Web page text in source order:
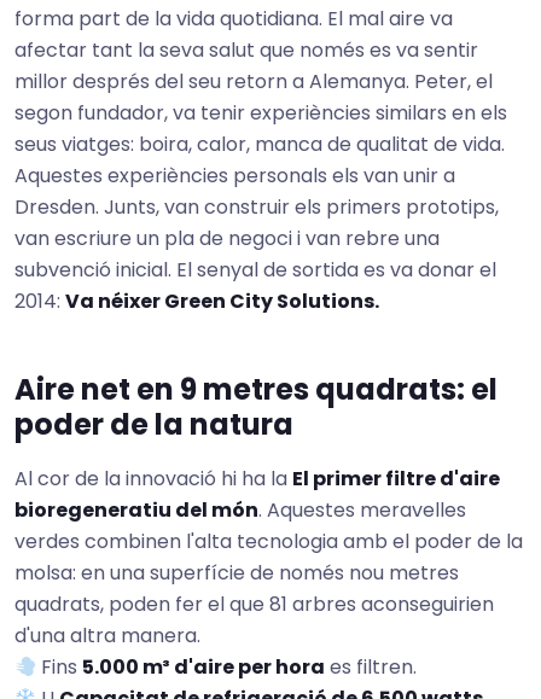
forma part de la vida quotidiana. El mal aire va
afectar tant la seva salut que només es va sentir
millor després del seu retorn a Alemanya. Peter, el
segon fundador, va tenir experiències similars en els
seus viatges: boira, calor, manca de qualitat de vida.
Aquestes experiències personals els van unir a
Dresden. Junts, van construir els primers prototips,
van escriure un pla de negoci i van rebre una
subvenció inicial. El senyal de sortida es va donar el
2014: Va néixer Green City Solutions.
Aire net en 9 metres quadrats: el
poder de la natura
Al cor de la innovació hi ha la El primer filtre d'aire
bioregeneratiu del món. Aquestes meravelles
verdes combinen l'alta tecnologia amb el poder de la
molsa: en una superfície de només nou metres
quadrats, poden fer el que 81 arbres aconseguirien
d'una altra manera.
Fins 5.000 m³ d'aire per hora es filtren.